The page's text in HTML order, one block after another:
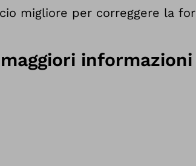
migliore per correggere la